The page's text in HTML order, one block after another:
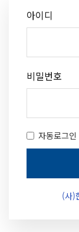
아이디
비밀번호
자동로그인
(사)